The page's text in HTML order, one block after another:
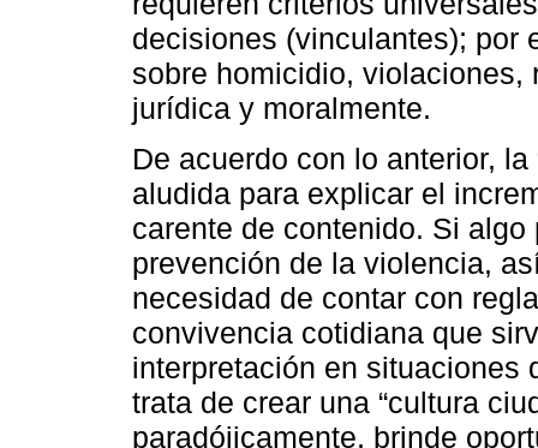
decisiones (vinculantes); por
sobre homicidio,
jurídica y moralmente.
De acuerdo con lo anterior,
aludida para explicar el
carente de contenido. Si
prevención de la violencia,
necesidad de contar con
convivencia cotidiana que
interpretación en situaciones
trata de crear una “cultura
paradójicamente, brinde